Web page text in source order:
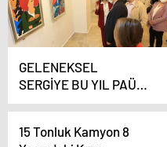
GELENEKSEL
SERGİYE BU YIL PAÜ
EV SAHİPLİĞİ YAPTI
15 Tonluk Kamyon 8